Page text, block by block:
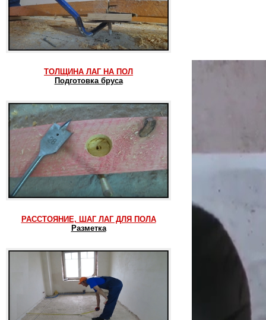
ТОЛЩИНА ЛАГ НА ПОЛ
Подготовка бруса
РАССТОЯНИЕ, ШАГ ЛАГ ДЛЯ ПОЛА
Разметка